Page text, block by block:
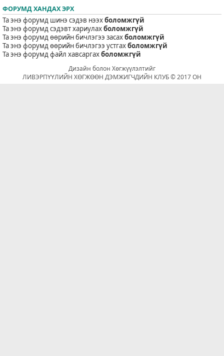
ФОРУМД ХАНДАХ ЭРХ
Та энэ форумд шинэ сэдэв нээхболомжгүй
Та энэ форумд сэдэвт хариулахболомжгүй
Та энэ форумд өөрийн бичлэгээ засахболомжгүй
Та энэ форумд өөрийн бичлэгээ устгахболомжгүй
Та энэ форумд файл хавсаргахболомжгүй
Дизайн болон Хөгжүүлэлтийг
ЛИВЭРПҮҮЛИЙН ХӨГЖӨӨН ДЭМЖИГЧДИЙН КЛУБ © 2017 ОН